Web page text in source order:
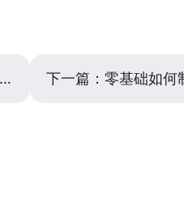
下一篇： 零基础如何制